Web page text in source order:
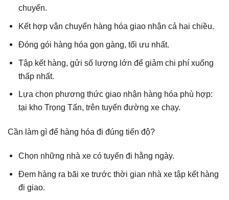
chuyến.
Kết hợp vận chuyển hàng hóa giao nhận cả hai chiều.
Đóng gói hàng hóa gọn gàng, tối ưu nhất.
Tập kết hàng, gửi số lượng lớn để giảm chi phí xuống
thấp nhất.
Lựa chọn phương thức giao nhận hàng hóa phù hợp:
tại kho Trọng Tấn, trên tuyến đường xe chạy.
Cần làm gì để hàng hóa đi đúng tiến độ?
Chọn những nhà xe có tuyến đi hằng ngày.
Đem hàng ra bãi xe trước thời gian nhà xe tập kết hàng
đi giao.